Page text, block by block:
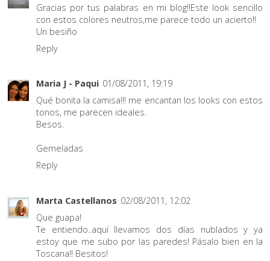
Gracias por tus palabras en mi blog!!Este look sencillo
con estos colores neutros,me parece todo un acierto!!
Un besiño
Reply
Maria J - Paqui 01/08/2011, 19:19
Qué bonita la camisa!!! me encantan los looks con estos
tonos, me parecen ideales.
Besos.
Gemeladas
Reply
Marta Castellanos 02/08/2011, 12:02
Que guapa!
Te entiendo..aquí llevamos dos días nublados y ya
estoy que me subo por las paredes! Pásalo bien en la
Toscana!! Besitos!